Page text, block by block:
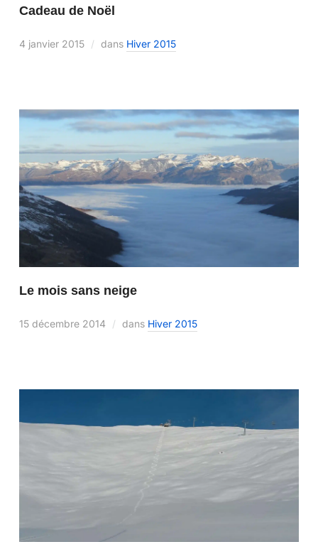
Cadeau de Noël
4 janvier 2015 dans Hiver 2015
Le mois sans neige
15 décembre 2014 dans Hiver 2015